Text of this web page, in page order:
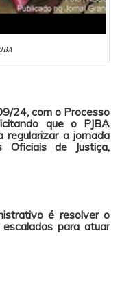
24, com o Processo
que o PJBA
regularizar a jornada
Oficiais de Justiça,
é resolver o
para atuar